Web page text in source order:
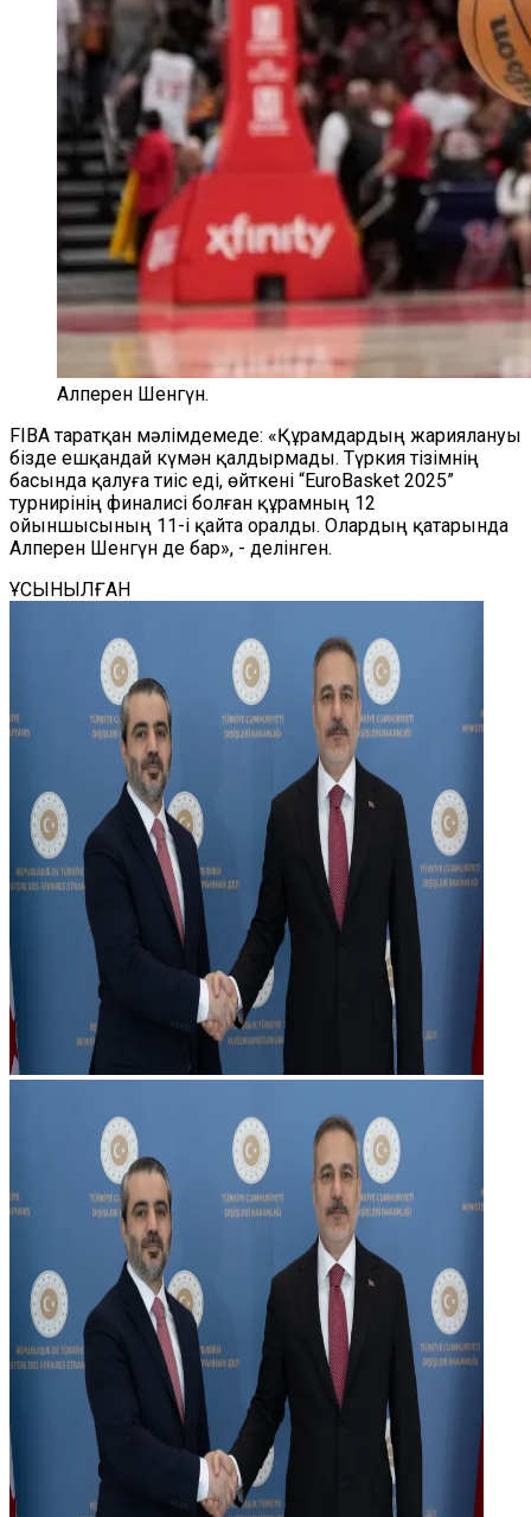
Алперен Шенгүн.
FIBA таратқан мәлімдемеде: «Құрамдардың жариялануы
бізде ешқандай күмән қалдырмады. Түркия тізімнің
басында қалуға тиіс еді, өйткені “EuroBasket 2025”
турнирінің финалисі болған құрамның 12
ойыншысының 11-і қайта оралды. Олардың қатарында
Алперен Шенгүн де бар», - делінген.
ҰСЫНЫЛҒАН